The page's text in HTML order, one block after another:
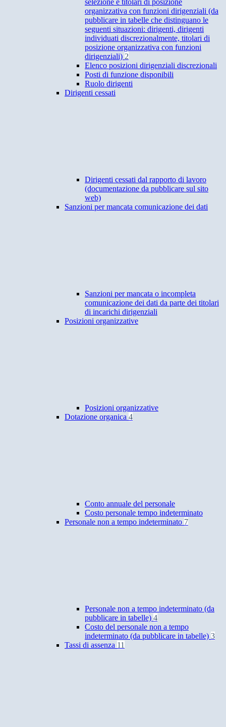
selezione e titolari di posizione
organizzativa con funzioni dirigenziali (da
pubblicare in tabelle che distinguano le
seguenti situazioni: dirigenti, dirigenti
individuati discrezionalmente, titolari di
posizione organizzativa con funzioni
dirigenziali) 2
Elenco posizioni dirigenziali discrezionali
Posti di funzione disponibili
Ruolo dirigenti
Dirigenti cessati
Dirigenti cessati dal rapporto di lavoro
(documentazione da pubblicare sul sito
web)
Sanzioni per mancata comunicazione dei dati
Sanzioni per mancata o incompleta
comunicazione dei dati da parte dei titolari
di incarichi dirigenziali
Posizioni organizzative
Posizioni organizzative
Dotazione organica 4
Conto annuale del personale
Costo personale tempo indeterminato
Personale non a tempo indeterminato 7
Personale non a tempo indeterminato (da
pubblicare in tabelle) 4
Costo del personale non a tempo
indeterminato (da pubblicare in tabelle) 3
Tassi di assenza 11